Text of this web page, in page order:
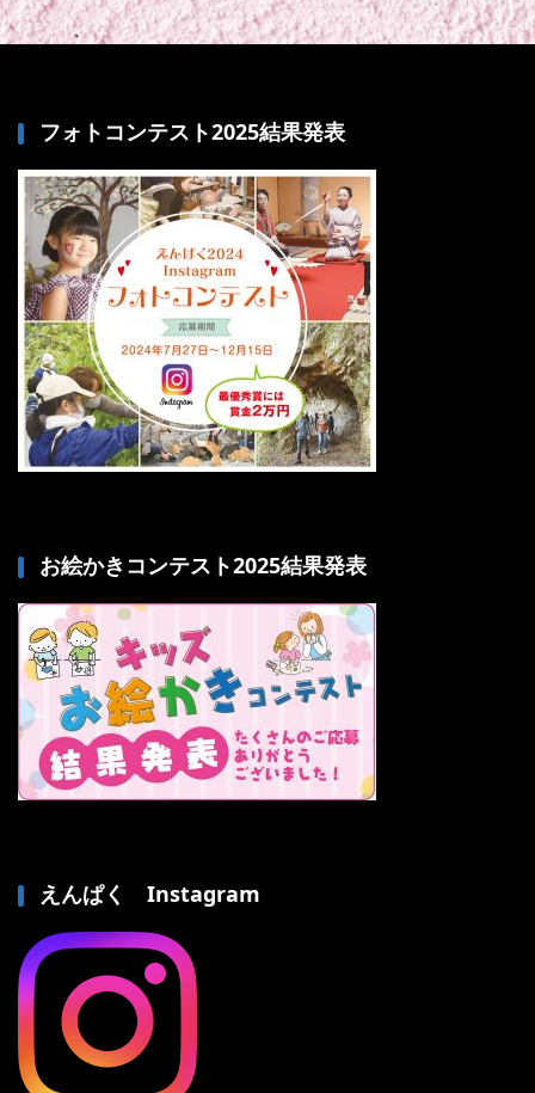
フォトコンテスト2025結果発表
お絵かきコンテスト2025結果発表
えんぱく Instagram